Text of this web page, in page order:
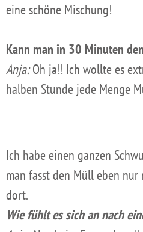
eine schöne Mischung!
Kann man in 30 Minuten
Anja:Oh ja!! Ich wollte es
halben Stunde jede Menge
Ich habe einen ganzen
man fasst den Müll eben nur
dort.
Wie fühlt es sich an nach